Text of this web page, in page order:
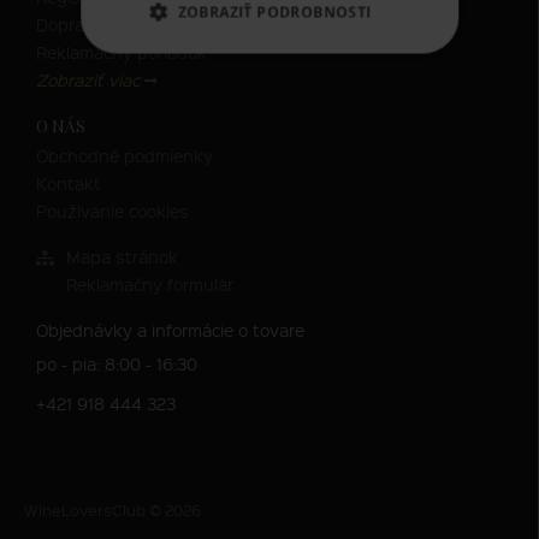
Doprava
Reklamačný poriadok
O NÁS
Objednávky a informácie o tovare
po - pia: 8:00 - 16:30
+421 918 444 323
ZOBRAZIŤ PODROBNOSTI